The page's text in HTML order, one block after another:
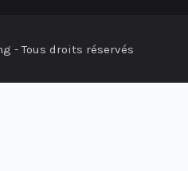
- Tous droits réservés